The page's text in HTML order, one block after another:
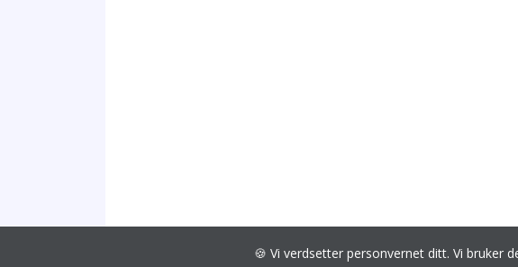
🍪 Vi verdsetter personvernet ditt. Vi bruker